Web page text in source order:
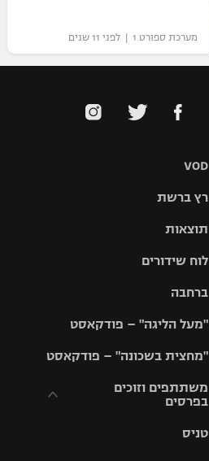
מערכת ספורט 1 | לפני 11 שנים
VOD
רץ ברשת
תוצאות
לוח שידורים
ברחבה
"מעל הליגה" – פודקאסט
"מחצית בשכונה" – פודקאסט
משתתפים וזוכים
בפרסים
טניס